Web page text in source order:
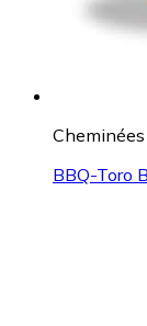
BBQ-Toro